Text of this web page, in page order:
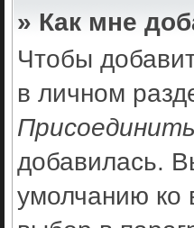
» Как мне
Чтобы
в личном
добавилась.
умолчанию ко